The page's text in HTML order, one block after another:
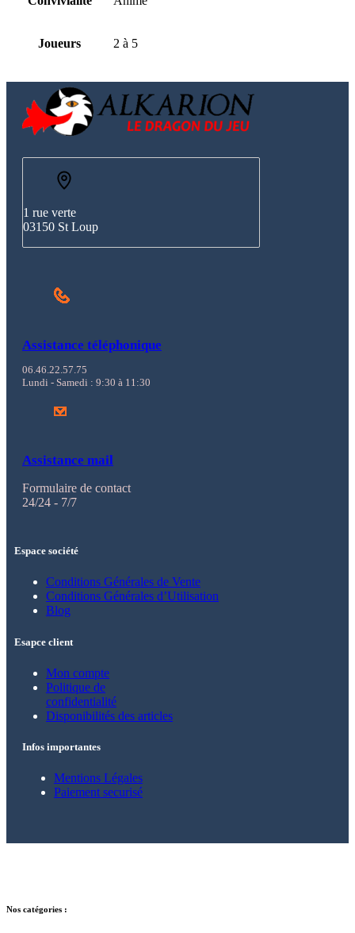
Joueurs 2 à 5
1 rue verte
03150 St Loup
Assistance téléphonique
06.46.22.57.75
Lundi - Samedi : 9:30 à 11:30
Assistance mail
Formulaire de contact
24/24 - 7/7
Espace société
Conditions Générales de Vente
Conditions Générales d’Utilisation
Blog
Esapce client
Mon compte
Politique de
confidentialité
Disponibilités des articles
Infos importantes
Mentions Légales
Paiement securisé
Nos catégories :